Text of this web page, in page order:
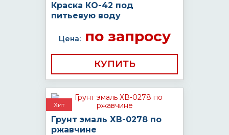
Краска КО-42 под
питьевую воду
Цена:по запросу
КУПИТЬ
Хит
Грунт эмаль ХВ-0278 по
ржавчине